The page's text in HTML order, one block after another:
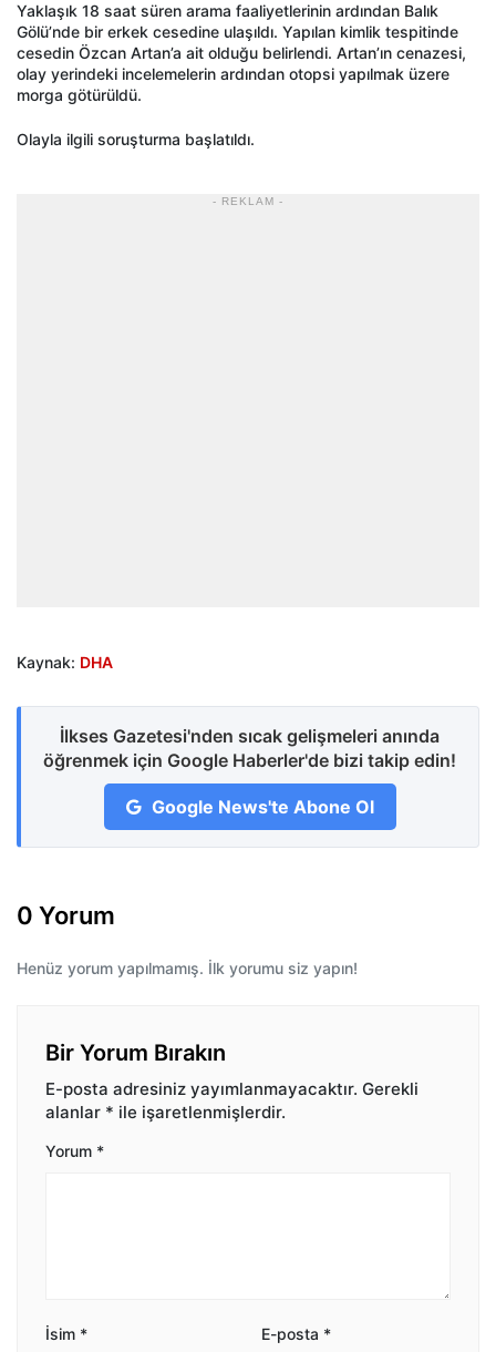
Yaklaşık 18 saat süren arama faaliyetlerinin ardından Balık
Gölü’nde bir erkek cesedine ulaşıldı. Yapılan kimlik tespitinde
cesedin Özcan Artan’a ait olduğu belirlendi. Artan’ın cenazesi,
olay yerindeki incelemelerin ardından otopsi yapılmak üzere
morga götürüldü.
Olayla ilgili soruşturma başlatıldı.
- REKLAM -
Kaynak: DHA
İlkses Gazetesi'nden sıcak gelişmeleri anında
öğrenmek için Google Haberler'de bizi takip edin!
Google News'te Abone Ol
0 Yorum
Henüz yorum yapılmamış. İlk yorumu siz yapın!
Bir Yorum Bırakın
E-posta adresiniz yayımlanmayacaktır. Gerekli
alanlar * ile işaretlenmişlerdir.
Yorum *
İsim * E-posta *